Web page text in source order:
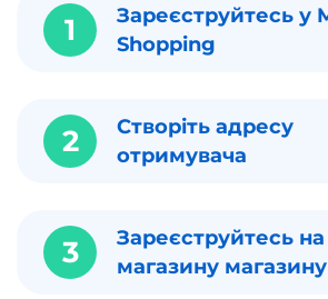
1
Зареєструйтесь у
Shopping
2
Створіть адресу
отримувача
3
Зареєструйтесь на
магазину магазину